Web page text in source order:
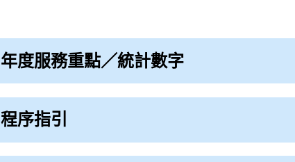
展開或收起
年度服務重點／統計數字
展開或收起
程序指引